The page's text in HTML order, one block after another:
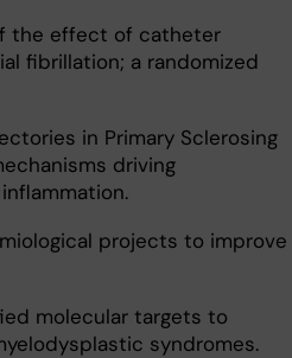
the effect of catheter
fibrillation; a randomized
in Primary Sclerosing
driving
projects to improve
molecular targets to
syndromes.